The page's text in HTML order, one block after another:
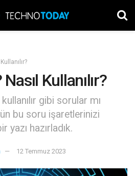
Kullanılır?
gibi sorular mı
bu soru işaretlerinizi
yazı hazırladık.
12 Temmuz 2023